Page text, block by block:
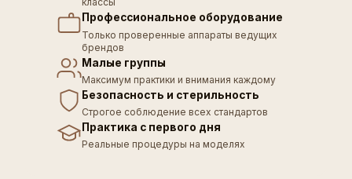
Профессиональное оборудование
Только проверенные аппараты ведущих
брендов
Малые группы
Максимум практики и внимания каждому
Безопасность и стерильность
Строгое соблюдение всех стандартов
Практика с первого дня
Реальные процедуры на моделях